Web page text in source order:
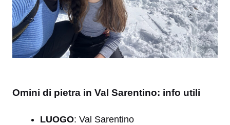
Omini di pietra in Val Sarentino: info utili
LUOGO: Val Sarentino